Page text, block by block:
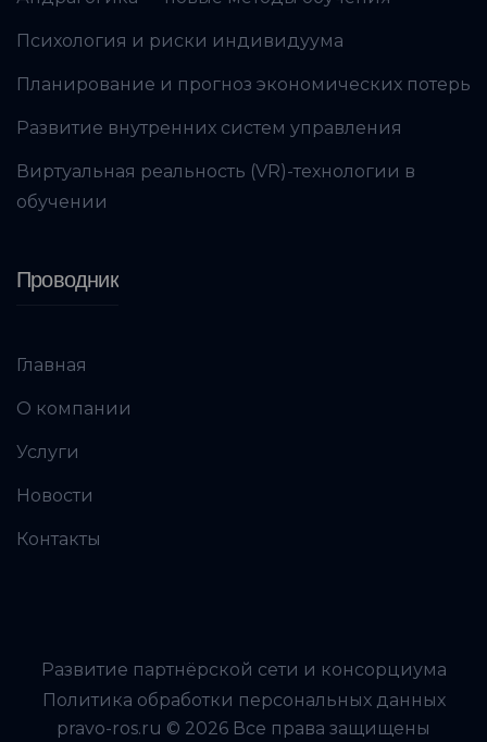
Психология и риски индивидуума
Планирование и прогноз экономических потерь
Развитие внутренних систем управления
Виртуальная реальность (VR)-технологии в
обучении
Проводник
Главная
О компании
Услуги
Новости
Контакты
Развитие партнёрской сети и консорциума
Политика обработки персональных данных
pravo-ros.ru © 2026 Все права защищены